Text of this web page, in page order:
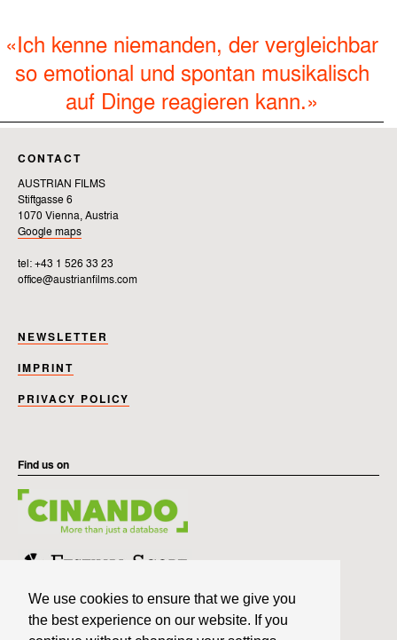
We use cookies to ensure that we give you
the best experience on our website. If you
«Ich kenne niemanden, der vergleichbar
so emotional und spontan musikalisch
auf Dinge reagieren kann.»
CONTACT
AUSTRIAN FILMS
Stiftgasse 6
1070 Vienna, Austria
Google maps
tel: +43 1 526 33 23
office@austrianfilms.com
NEWSLETTER
IMPRINT
PRIVACY POLICY
Find us on